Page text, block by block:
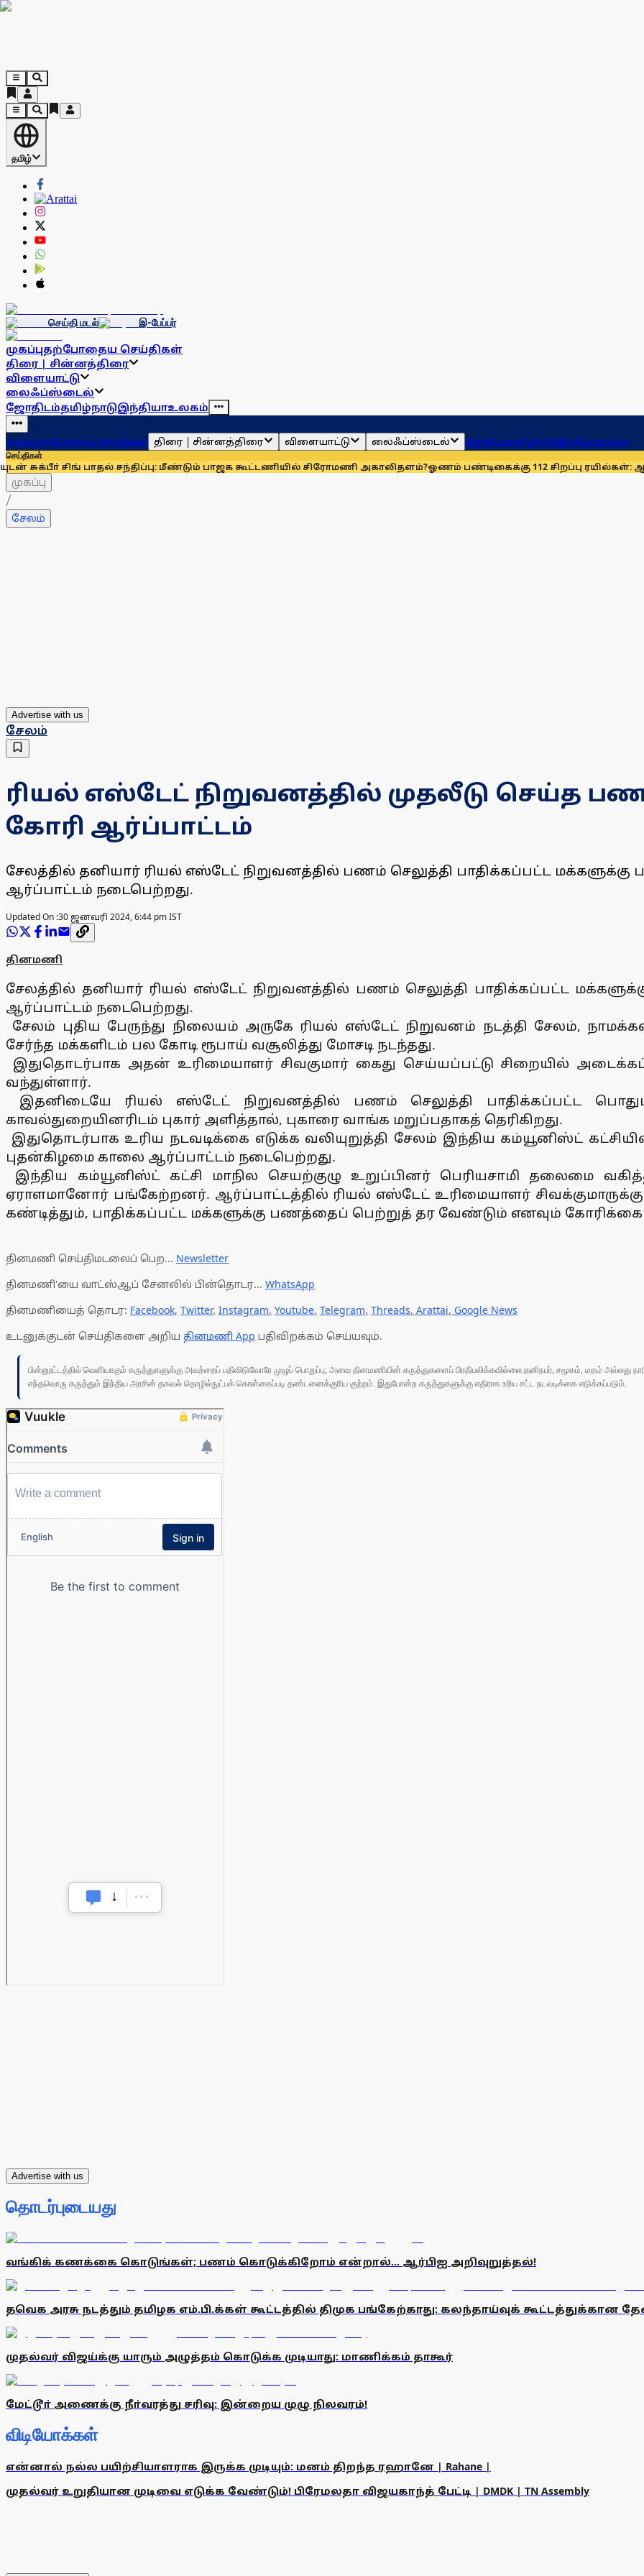
தமிழ்
செய்தி மடல் இ-பேப்பர்
முகப்புதற்போதைய செய்திகள்
திரை | சின்னத்திரை
விளையாட்டு
லைஃப்ஸ்டைல்
ஜோதிடம்தமிழ்நாடுஇந்தியாஉலகம்
முகப்புதற்போதைய செய்திகள் திரை | சின்னத்திரை விளையாட்டு லைஃப்ஸ்டைல் ஜோதிடம்தமிழ்நாடுஇந்தியாஉலகம்
செய்திகள்
சிங் பாதல் சந்திப்பு: மீண்டும் பாஜக கூட்டணியில் சிரோமணி அகாலிதளம்?ஓணம் பண்டிகைக்கு 112 சிறப்பு ரயில்கள்: ஆக. 14-ஆம்
முகப்பு
/
சேலம்
Advertise with us
சேலம்
ரியல் எஸ்டேட் நிறுவனத்தில் முதலீடு செய்த
கோரி ஆர்ப்பாட்டம்
சேலத்தில் தனியார் ரியல் எஸ்டேட் நிறுவனத்தில் பணம் செலுத்தி பாதிக்கப்பட்ட
ஆர்ப்பாட்டம் நடைபெற்றது.
Updated On :30 ஜனவரி 2024, 6:44 pm IST
தினமணி
சேலத்தில் தனியார் ரியல் எஸ்டேட் நிறுவனத்தில் பணம் செலுத்தி பாதிக்கப்பட்ட
ஆர்ப்பாட்டம் நடைபெற்றது.
சேலம் புதிய பேருந்து நிலையம் அருகே ரியல் எஸ்டேட் நிறுவனம் நடத்தி சேலம்,
சேர்ந்த மக்களிடம் பல கோடி ரூபாய் வசூலித்து மோசடி நடந்தது.
இதுதொடர்பாக அதன் உரிமையாளர் சிவகுமார் கைது செய்யப்பட்டு சிறையில்
வந்துள்ளார்.
இதனிடையே ரியல் எஸ்டேட் நிறுவனத்தில் பணம் செலுத்தி பாதிக்கப்பட்ட
காவல்துறையினரிடம் புகார் அளித்தால், புகாரை வாங்க மறுப்பதாகத் தெரிகிறது.
இதுதொடர்பாக உரிய நடவடிக்கை எடுக்க வலியுறுத்தி சேலம் இந்திய கம்யூனிஸ்ட்
புதன்கிழமை காலை ஆர்ப்பாட்டம் நடைபெற்றது.
இந்திய கம்யூனிஸ்ட் கட்சி மாநில செயற்குழு உறுப்பினர் பெரியசாமி தலைமை
ஏராளமானோர் பங்கேற்றனர். ஆர்ப்பாட்டத்தில் ரியல் எஸ்டேட் உரிமையாளர்
கண்டித்தும், பாதிக்கப்பட்ட மக்களுக்கு பணத்தைப் பெற்றுத் தர வேண்டும் எனவும்
தினமணி செய்திமடலைப் பெற... Newsletter
தினமணி'யை வாட்ஸ்ஆப் சேனலில் பின்தொடர... WhatsApp
தினமணியைத் தொடர: Facebook, Twitter, Instagram, Youtube, Telegram, Threads, Arattai, Google News
உடனுக்குடன் செய்திகளை அறிய தினமணி App பதிவிறக்கம் செய்யவும்.
பின்னூட்டத்தில் வெளியாகும் கருத்துகளுக்கு அவற்றைப் பதிவிடுவோரே முழுப் பொறுப்பு; அவை தினமணியின் கருத்துகளைப் பிரதிபலிக்கவில்லை.தனிநபர், சமூகம், மதம் அல்லது
எந்தவொரு கருத்தும் இந்திய அரசின் தகவல் தொழில்நுட்பக் கொள்கைப்படி தண்டனைக்குரிய குற்றம். இதுபோன்ற கருத்துகளுக்கு எதிராக உரிய சட்ட நடவடிக்கை எடுக்கப்படும்.
Advertise with us
தொடர்புடையது
வங்கிக் கணக்கை கொடுங்கள்; பணம் கொடுக்கிறோம் என்றால்... ஆர்பிஐ அறிவுறுத்தல்!
தவெக அரசு நடத்தும் தமிழக எம்.பி.க்கள் கூட்டத்தில் திமுக பங்கேற்காது: கலந்தாய்வுக் கூட்டத்துக்கான
முதல்வர் விஜய்க்கு யாரும் அழுத்தம் கொடுக்க முடியாது: மாணிக்கம் தாகூர்
மேட்டூா் அணைக்கு நீா்வரத்து சரிவு: இன்றைய முழு நிலவரம்!
விடியோக்கள்
என்னால் நல்ல பயிற்சியாளராக இருக்க முடியும்: மனம் திறந்த ரஹானே | Rahane |
முதல்வர் உறுதியான முடிவை எடுக்க வேண்டும்! பிரேமலதா விஜயகாந்த் பேட்டி | DMDK | TN Assembly